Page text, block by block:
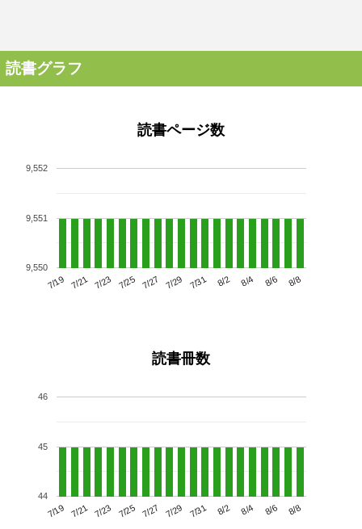
読書グラフ
読書ページ数
7/19 7/21 7/23 7/25 7/27 7/29 7/31 8/2 8/4 8/6 8/8
9,550
9,551
9,552
読書冊数
7/19 7/21 7/23 7/25 7/27 7/29 7/31 8/2 8/4 8/6 8/8
44
45
46